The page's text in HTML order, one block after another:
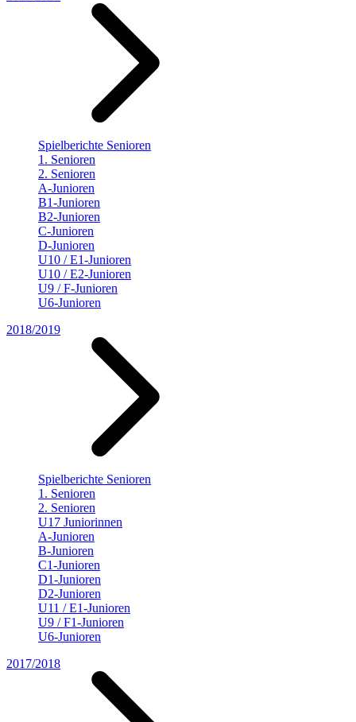
Spielberichte Senioren
1. Senioren
2. Senioren
A-Junioren
B1-Junioren
B2-Junioren
C-Junioren
D-Junioren
U10 / E1-Junioren
U10 / E2-Junioren
U9 / F-Junioren
U6-Junioren
2018/2019
Spielberichte Senioren
1. Senioren
2. Senioren
U17 Juniorinnen
A-Junioren
B-Junioren
C1-Junioren
D1-Junioren
D2-Junioren
U11 / E1-Junioren
U9 / F1-Junioren
U6-Junioren
2017/2018